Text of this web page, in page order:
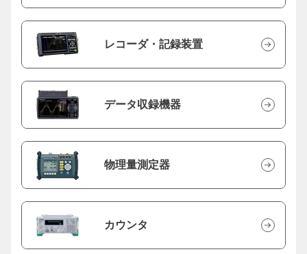
レコーダ・記録装置
データ収録機器
物理量測定器
カウンタ